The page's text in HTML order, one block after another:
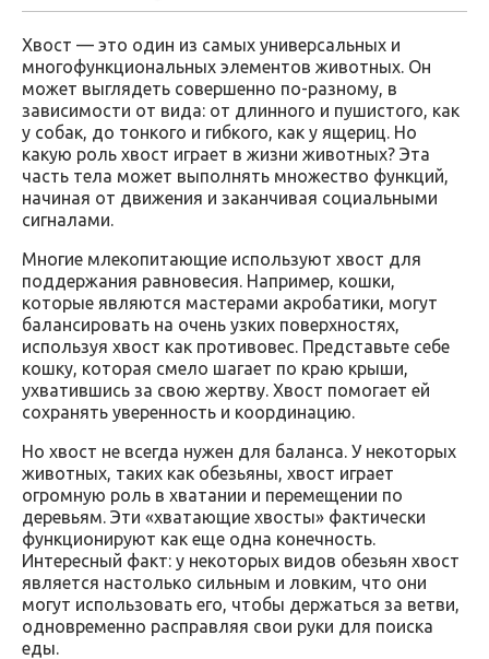
Хвост — это один из самых универсальных и
многофункциональных элементов животных. Он
может выглядеть совершенно по-разному, в
зависимости от вида: от длинного и пушистого, как
у собак, до тонкого и гибкого, как у ящериц. Но
какую роль хвост играет в жизни животных? Эта
часть тела может выполнять множество функций,
начиная от движения и заканчивая социальными
сигналами.
Многие млекопитающие используют хвост для
поддержания равновесия. Например, кошки,
которые являются мастерами акробатики, могут
балансировать на очень узких поверхностях,
используя хвост как противовес. Представьте себе
кошку, которая смело шагает по краю крыши,
ухватившись за свою жертву. Хвост помогает ей
сохранять уверенность и координацию.
Но хвост не всегда нужен для баланса. У некоторых
животных, таких как обезьяны, хвост играет
огромную роль в хватании и перемещении по
деревьям. Эти «хватающие хвосты» фактически
функционируют как еще одна конечность.
Интересный факт: у некоторых видов обезьян хвост
является настолько сильным и ловким, что они
могут использовать его, чтобы держаться за ветви,
одновременно расправляя свои руки для поиска
еды.